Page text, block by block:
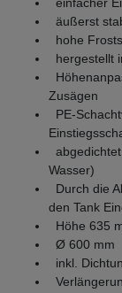
äußerst
hohe
hergestellt
Zusägen
PE-
Wasser)
Durch die
den Tank
Höhe 635
Ø 600 mm
inkl.